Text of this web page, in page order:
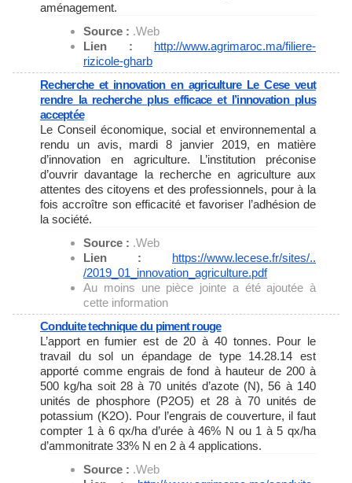
aménagement.
Source : .Web
Lien : http://www.agrimaroc.ma/filiere-
rizicole-gharb
Recherche et innovation en agriculture Le Cese veut
rendre la recherche plus efficace et l’innovation plus
acceptée
Le Conseil économique, social et environnemental a
rendu un avis, mardi 8 janvier 2019, en matière
d’innovation en agriculture. L’institution préconise
d’ouvrir davantage la recherche en agriculture aux
attentes des citoyens et des professionnels, pour à la
fois accroître son efficacité et favoriser l’adhésion de
la société.
Source : .Web
Lien : https://www.lecese.fr/sites/..
/2019_01_innovation_ agriculture.pdf
Au moins une pièce jointe a été ajoutée à
cette information
Conduite technique du piment rouge
L’apport en fumier est de 20 à 40 tonnes. Pour le
travail du sol un épandage de type 14.28.14 est
apporté comme engrais de fond à hauteur de 200 à
500 kg/ha soit 28 à 70 unités d’azote (N), 56 à 140
unités de phosphore (P2O5) et 28 à 70 unités de
potassium (K2O). Pour l’engrais de couverture, il faut
compter 1 à 6 qx/ha d’urée à 46% N ou 1 à 5 qx/ha
d’ammonitrate 33% N en 2 à 4 applications.
Source : .Web